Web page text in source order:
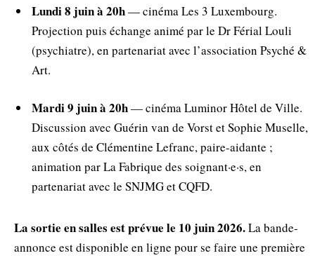
Lundi 8 juin à 20h— cinéma Les 3 Luxembourg.
Projection puis échange animé par le Dr Férial Louli
(psychiatre), en partenariat avec l’association Psyché &
Art.
Mardi 9 juin à 20h— cinéma Luminor Hôtel de Ville.
Discussion avec Guérin van de Vorst et Sophie Muselle,
aux côtés de Clémentine Lefranc, paire-aidante ;
animation par La Fabrique des soignant·e·s, en
partenariat avec le SNJMG et CQFD.
La sortie en salles est prévue le 10 juin 2026.La bande-
annonce est disponible en ligne pour se faire une première